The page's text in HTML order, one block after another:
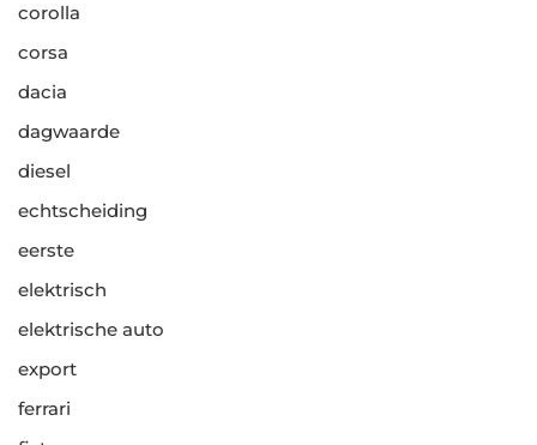
corolla
corsa
dacia
dagwaarde
diesel
echtscheiding
eerste
elektrisch
elektrische auto
export
ferrari